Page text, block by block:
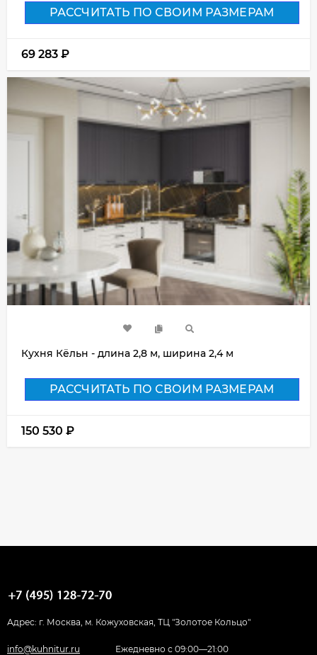
РАССЧИТАТЬ ПО СВОИМ РАЗМЕРАМ
69 283 ₽
Кухня Кёльн - длина 2,8 м, ширина 2,4 м
РАССЧИТАТЬ ПО СВОИМ РАЗМЕРАМ
150 530 ₽
Адрес: г. Москва, м. Кожуховская, ТЦ "Золотое Кольцо"
info@kuhnitur.ru Ежедневно с 09:00—21:00